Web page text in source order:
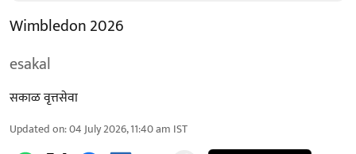
Wimbledon 2026
esakal
सकाळ वृत्तसेवा
Updated on:04 July 2026, 11:40 am IST